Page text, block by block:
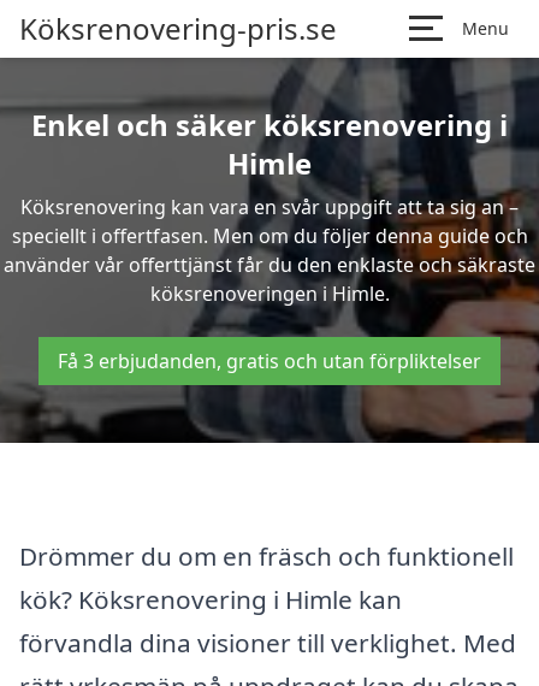
Köksrenovering-pris.se Menu
Enkel och säker köksrenovering i
Himle
Köksrenovering kan vara en svår uppgift att ta sig an –
speciellt i offertfasen. Men om du följer denna guide och
använder vår offerttjänst får du den enklaste och säkraste
köksrenoveringen i Himle.
Få 3 erbjudanden, gratis och utan förpliktelser
Drömmer du om en fräsch och funktionell
kök? Köksrenovering i Himle kan
förvandla dina visioner till verklighet. Med